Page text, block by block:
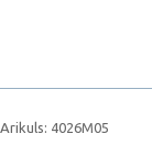
Arikuls: 4026M05